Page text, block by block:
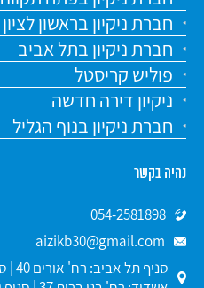
חברת ניקיון בראשון לציון
חברת ניקיון בתל אביב
פוליש קריסטל
ניקיון דירה חדשה
חברת ניקיון בנוף הגליל
נהיה בקשר
054-2581898
aizikb30@gmail.com